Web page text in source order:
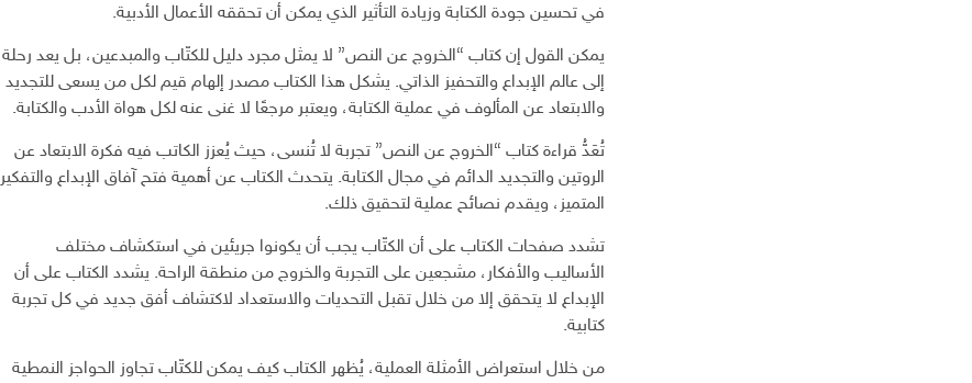
في تحسين جودة الكتابة وزيادة التأثير الذي يمكن أن تحققه الأعمال الأدبية.
يمكن القول إن كتاب “الخروج عن النص” لا يمثل مجرد دليل للكتّاب والمبدعين، بل يعد رحلة
إلى عالم الإبداع والتحفيز الذاتي. يشكل هذا الكتاب مصدر إلهام قيم لكل من يسعى للتجديد
والابتعاد عن المألوف في عملية الكتابة، ويعتبر مرجعًا لا غنى عنه لكل هواة الأدب والكتابة.
تُعَدُّ قراءة كتاب “الخروج عن النص” تجربة لا تُنسى، حيث يُعزز الكاتب فيه فكرة الابتعاد عن
الروتين والتجديد الدائم في مجال الكتابة. يتحدث الكتاب عن أهمية فتح آفاق الإبداع والتفكير
المتميز، ويقدم نصائح عملية لتحقيق ذلك.
تشدد صفحات الكتاب على أن الكتّاب يجب أن يكونوا جريئين في استكشاف مختلف
الأساليب والأفكار، مشجعين على التجربة والخروج من منطقة الراحة. يشدد الكتاب على أن
الإبداع لا يتحقق إلا من خلال تقبل التحديات والاستعداد لاكتشاف أفق جديد في كل تجربة
كتابية.
من خلال استعراض الأمثلة العملية، يُظهر الكتاب كيف يمكن للكتّاب تجاوز الحواجز النمطية